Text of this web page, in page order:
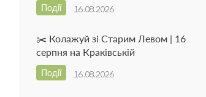
16.08.2026
Події
✂️ Колажуй зі Старим Левом | 16
серпня на Краківській
16.08.2026
Події